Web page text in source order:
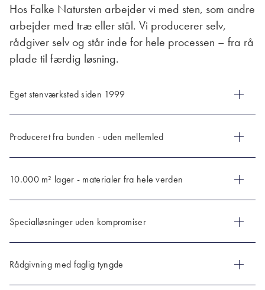
Hos Falke Natursten arbejder vi med sten, som andre
arbejder med træ eller stål. Vi producerer selv,
rådgiver selv og står inde for hele processen – fra rå
plade til færdig løsning.
Eget stenværksted siden 1999
Vi er natursnedkere med mere end 20 års erfaring. Alt produceres på
eget værksted med moderne CNC-teknologi og præcision i hver eneste
detalje.
Produceret fra bunden - uden mellemled
Vi skærer, forarbejder og tilpasser selv. Det giver fleksibilitet,
kvalitetssikring og løsninger, der passer præcist til dit projekt.
10.000 m² lager - materialer fra hele verden
Marmor, granit, skifer, onyx, komposit og de nyeste stenfinér-løsninger.
Et bredt sortiment, nøje udvalgt og løbende opdateret.
Specialløsninger uden kompromiser
Vi tilpasser hver løsning efter behov. Uanset om det er køkken, bad eller
erhverv, leverer vi sten, der holder – både æstetisk og funktionelt.
Rådgivning med faglig tyngde